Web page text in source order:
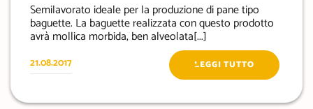
Semilavorato ideale per la produzione di pane tipo
baguette. La baguette realizzata con questo prodotto
avrà mollica morbida, ben alveolata[...]
21.08.2017 LEGGI TUTTO